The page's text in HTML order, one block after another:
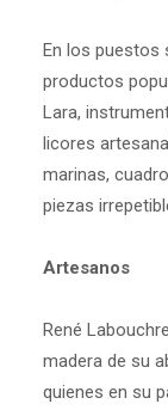
En los puestos
productos
Lara,
licores
marinas,
piezas
Artesanos
René
madera de su
quienes en su